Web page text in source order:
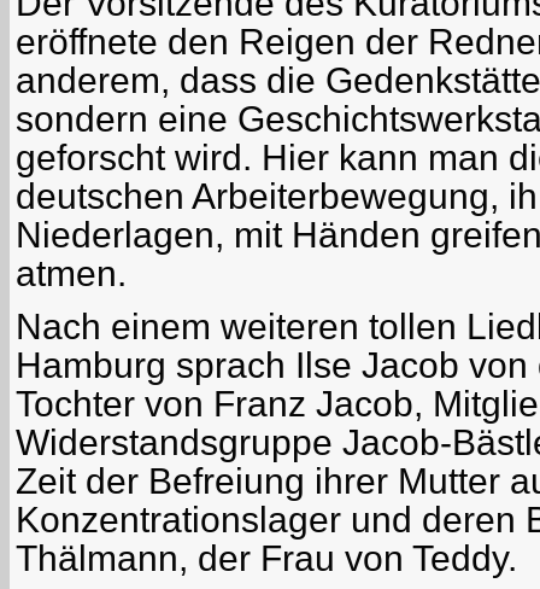
eröffnete den Reigen der
anderem, dass die
sondern eine
geforscht wird. Hier kann man
deutschen Arbeiterbewegung,
Niederlagen, mit Händen
atmen.
Nach einem weiteren tollen
Hamburg sprach Ilse Jacob
Tochter von Franz Jacob,
Widerstandsgruppe Jacob-
Zeit der Befreiung ihrer Mutter
Konzentrationslager und deren
Thälmann, der Frau von Teddy.